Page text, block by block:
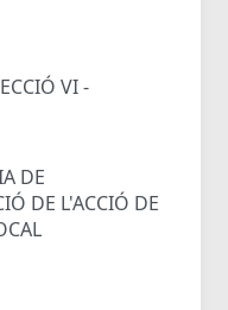
VI -
DE
DE L'ACCIÓ DE